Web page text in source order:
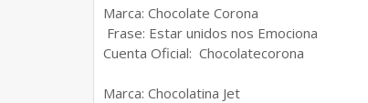
Marca: Chocolate Corona
Frase: Estar unidos nos Emociona
Cuenta Oficial: Chocolatecorona
Marca: Chocolatina Jet